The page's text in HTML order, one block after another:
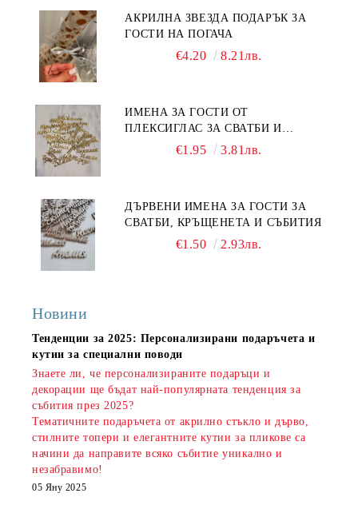
АКРИЛНА ЗВЕЗДА ПОДАРЪК ЗА
ГОСТИ НА ПОГАЧА
€4.20 8.21лв.
ИМЕНА ЗА ГОСТИ ОТ
ПЛЕКСИГЛАС ЗА СВАТБИ И
СЪБИТИЯ€1.95 3.81лв.
ДЪРВЕНИ ИМЕНА ЗА ГОСТИ ЗА
СВАТБИ, КРЪЩЕНЕТА И СЪБИТИЯ
€1.50 2.93лв.
Новини
Тенденции за 2025: Персонализирани подаръчета и
кутии за специални поводи
Знаете ли, че персонализираните подаръци и
декорации ще бъдат най-популярната тенденция за
събития през 2025?
Тематичните подаръчета от акрилно стъкло и дърво,
стилните топери и елегантните кутии за пликове са
начини да направите всяко събитие уникално и
незабравимо!
05 Яну 2025